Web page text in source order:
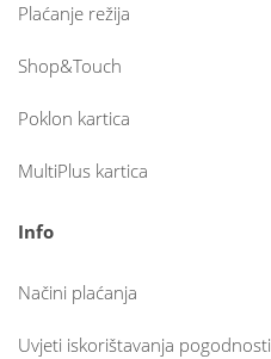
Plaćanje režija
Shop&Touch
Poklon kartica
MultiPlus kartica
Info
Načini plaćanja
Uvjeti iskorištavanja pogodnosti